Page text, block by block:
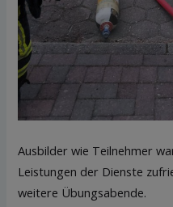
Ausbilder wie Teilnehmer
Leistungen der Dienste
weitere Übungsabende.